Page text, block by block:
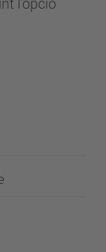
l'opció